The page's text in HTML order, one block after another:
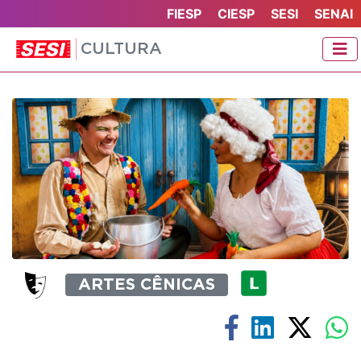
FIESP CIESP SESI SENAI
CULTURA
ARTES CÊNICAS